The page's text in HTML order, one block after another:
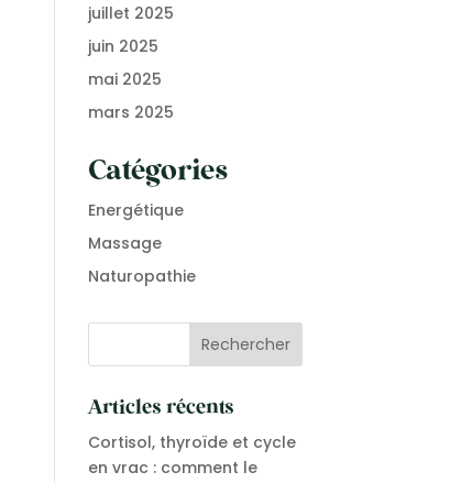
juillet 2025
juin 2025
mai 2025
mars 2025
Catégories
Energétique
Massage
Naturopathie
Articles récents
Cortisol, thyroïde et cycle
en vrac : comment le